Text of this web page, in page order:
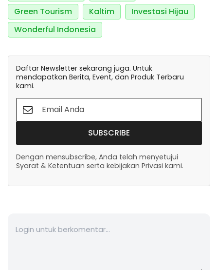
Green Tourism
Kaltim
Investasi Hijau
Wonderful Indonesia
Daftar Newsletter sekarang juga. Untuk
mendapatkan Berita, Event, dan Produk Terbaru
kami.
SUBSCRIBE
Dengan mensubscribe, Anda telah menyetujui
Syarat & Ketentuan serta kebijakan Privasi kami.